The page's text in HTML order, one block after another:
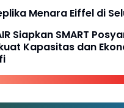
Menara Eiffel di
Siapkan SMART
Kapasitas dan